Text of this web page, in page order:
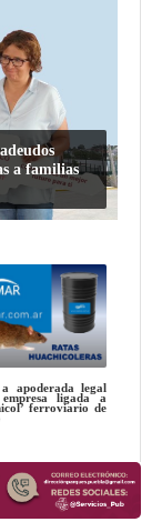
a familias
apoderada legal
ligada a
ferroviario de